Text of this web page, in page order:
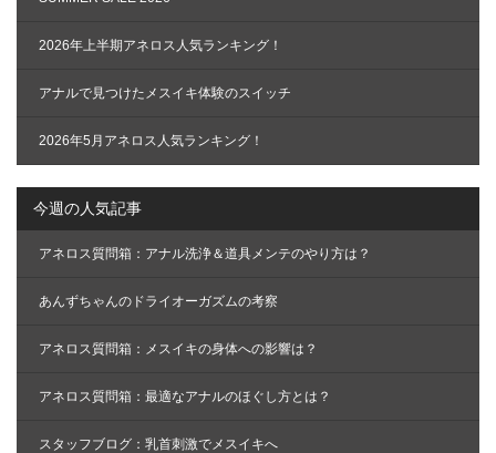
り2026年上半期アネロス人気ランキング！
アナルで見つけたメスイキ体験のスイッチ
2026年5月アネロス人気ランキング！
今週の人気記事
アネロス質問箱：アナル洗浄＆道具メンテのやり方は？
あんずちゃんのドライオーガズムの考察
アネロス質問箱：メスイキの身体への影響は？
アネロス質問箱：最適なアナルのほぐし方とは？
スタッフブログ：乳首刺激でメスイキへ